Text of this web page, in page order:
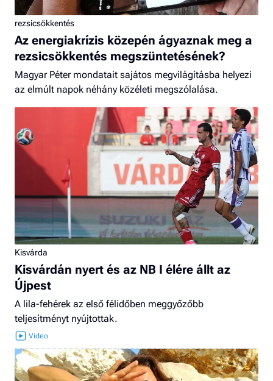
rezsicsökkentés
Az energiakrízis közepén ágyaznak meg a
rezsicsökkentés megszüntetésének?
Magyar Péter mondatait sajátos megvilágításba helyezi
az elmúlt napok néhány közéleti megszólalása.
Kisvárda
Kisvárdán nyert és az NB I élére állt az
Újpest
A lila-fehérek az első félidőben meggyőzőbb
teljesítményt nyújtottak.